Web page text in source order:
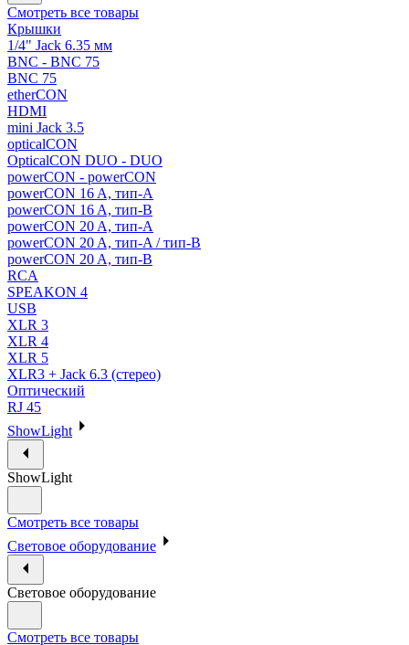
Смотреть все товары
Крышки
1/4" Jack 6.35 мм
BNC - BNC 75
BNC 75
etherCON
HDMI
mini Jack 3.5
opticalCON
OpticalCON DUO - DUO
powerCON - powerCON
powerCON 16 A, тип-A
powerCON 16 A, тип-B
powerCON 20 A, тип-A
powerCON 20 A, тип-A / тип-В
powerCON 20 A, тип-B
RCA
SPEAKON 4
USB
XLR 3
XLR 4
XLR 5
XLR3 + Jack 6.3 (стерео)
Оптический
RJ 45
ShowLight
ShowLight
Смотреть все товары
Световое оборудование
Световое оборудование
Смотреть все товары